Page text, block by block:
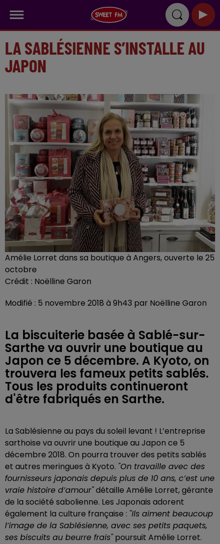
LA SABLÉSIENNE S’INSTALLE AU
JAPON
Amélie Lorret dans sa boutique à Angers, ouverte le 25
octobre
Crédit : Noëlline Garon
Modifié : 5 novembre 2018 à 9h43 par Noëlline Garon
La biscuiterie basée à Sablé-sur-
Sarthe va ouvrir une boutique au
Japon ce 5 décembre. A Kyoto, on
trouvera les fameux petits sablés.
Tous les produits continueront
d'être fabriqués en Sarthe.
La Sablésienne au pays du soleil levant ! L’entreprise
sarthoise va ouvrir une boutique au Japon ce 5
décembre 2018. On pourra trouver des petits sablés
et autres meringues à Kyoto. "On travaille avec des
fournisseurs japonais depuis plus de 10 ans, c’est une
vraie histoire d’amour"détaille Amélie Lorret, gérante
de la société sabolienne. Les Japonais adorent
également la culture française : "Ils aiment beaucoup
l’image de la Sablésienne, avec ses petits paquets,
ses biscuits au beurre frais"poursuit Amélie Lorret.